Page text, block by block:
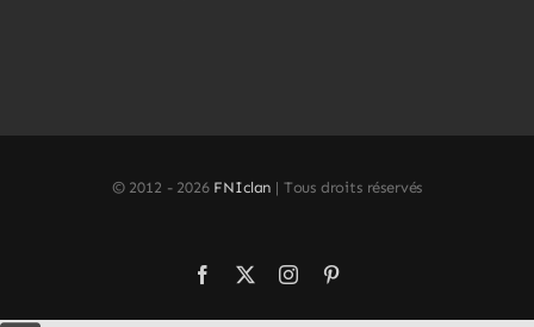
© 2012 - 2026 FNIclan | Tous droits réservés
Facebook InstagramPinterest